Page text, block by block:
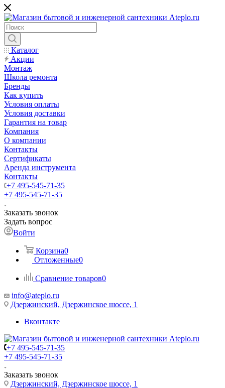
Каталог
Акции
Монтаж
Школа ремонта
Бренды
Как купить
Условия оплаты
Условия доставки
Гарантия на товар
Компания
О компании
Контакты
Сертификаты
Аренда инструмента
Контакты
+7 495-545-71-35
+7 495-545-71-35
Заказать звонок
Задать вопрос
Войти
Корзина0
Отложенные0
Сравнение товаров0
info@ateplo.ru
Дзержинский, Дзержинское шоссе, 1
Вконтакте
+7 495-545-71-35
+7 495-545-71-35
Заказать звонок
Дзержинский, Дзержинское шоссе, 1